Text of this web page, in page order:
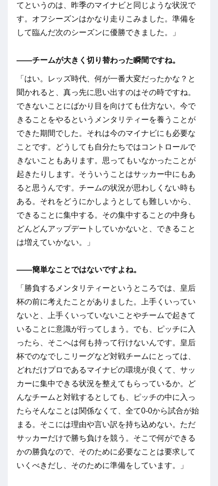
てというのは、昨季のマイナビと同じような状況で
す。オフシーズンはかなり走りこみました。準備を
して臨んだ次のシーズンに優勝できました。」
――チームが大きく切り替わった瞬間ですね。
「はい。レッズ時代、何が一番大変だったかな？と
聞かれると、真っ先に思い出すのはその時ですね。
できないことにばかり目を向けても仕方ない。今で
きることをやるというメンタリティーを養うことが
できた期間でした。それは今のマイナビにも必要な
ことです。どうしても自分たちではコントロールで
きないこともあります。思ってもいなかったことが
起きたりします。そういうことはサッカー中にもあ
ると思うんです。チームの状況が思わしくない時も
ある。それをどうにかしようとしても難しいから、
できることに集中する。その集中することの中身も
どんどんアップデートしていかないと、できること
は増えていかない。」
――簡単なことではないですよね。
「勝負するメンタリティーというところでは、皇后
杯の前に考えたことがありました。上手くいってい
ないと、上手くいっていないことやチームで起きて
いることに意識が行ってしまう。でも、ピッチに入
ったら、そこへは何も持って行けないんです。皇后
杯でのなでしこリーグなど対戦チームにとっては、
どれだけプロであるマイナビの環境が良くて、サッ
カーに集中できる状況を整えてもらっているか。ど
んなチームと対戦するとしても、ピッチの中に入っ
たらそんなことは関係なくて、全て0-0から試合が始
まる。そこには理由や言い訳を持ち込めない。ただ
サッカーだけで勝ち負けを競う。そこで何ができる
かの勝負なので、そのために必要なことは要求して
いくべきだし、そのために準備をしています。」